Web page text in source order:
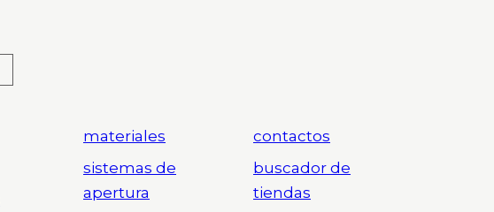
materiales
sistemas de
apertura
contactos
buscador de
tiendas